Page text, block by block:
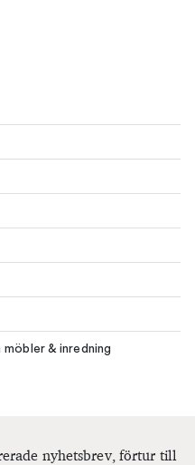
& inredning
nyhetsbrev, förtur till